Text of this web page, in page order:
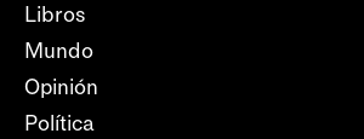
Libros
Mundo
Opinión
Política